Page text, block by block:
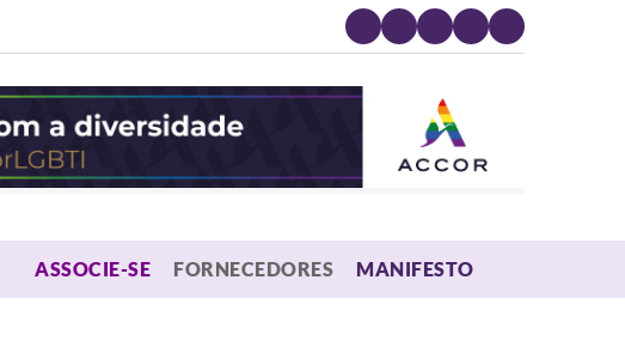
OPEN MENU
ASSOCIE-SE FORNECEDORES MANIFESTO